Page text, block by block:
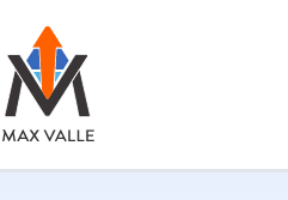
contenuto